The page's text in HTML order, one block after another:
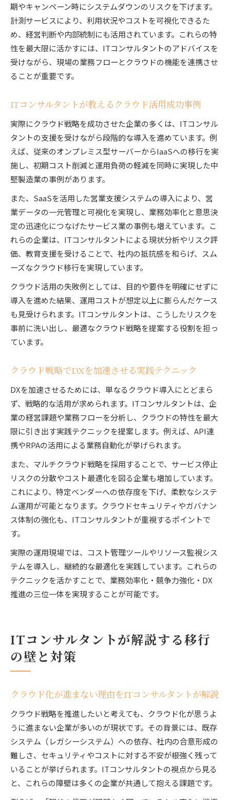
期やキャンペーン時にシステムダウンのリスクを下げます。
計測サービスにより、利用状況やコストを可視化できるた
め、経営判断や内部統制にも活用されています。これらの特
性を最大限に活かすには、ITコンサルタントのアドバイスを
受けながら、現場の業務フローとクラウドの機能を連携させ
ることが重要です。
ITコンサルタントが教えるクラウド活用成功事例
実際にクラウド戦略を成功させた企業の多くは、ITコンサル
タントの支援を受けながら段階的な導入を進めています。例
えば、従来のオンプレミス型サーバーからIaaSへの移行を実
施し、初期コスト削減と運用負荷の軽減を同時に実現した中
堅製造業の事例があります。
また、SaaSを活用した営業支援システムの導入により、営
業データの一元管理と可視化を実現し、業務効率化と意思決
定の迅速化につなげたサービス業の事例も増えています。こ
れらの企業は、ITコンサルタントによる現状分析やリスク評
価、教育支援を受けることで、社内の抵抗感を和らげ、スム
ーズなクラウド移行を実現しています。
クラウド活用の失敗例としては、目的や要件を明確にせずに
導入を進めた結果、運用コストが想定以上に膨らんだケース
も見受けられます。ITコンサルタントは、こうしたリスクを
事前に洗い出し、最適なクラウド戦略を提案する役割を担っ
ています。
クラウド戦略でDXを加速させる実践テクニック
DXを加速させるためには、単なるクラウド導入にとどまら
ず、戦略的な活用が求められます。ITコンサルタントは、企
業の経営課題や業務フローを分析し、クラウドの特性を最大
限に引き出す実践テクニックを提案します。例えば、API連
携やRPAの活用による業務自動化が挙げられます。
また、マルチクラウド戦略を採用することで、サービス停止
リスクの分散やコスト最適化を図る企業も増加しています。
これにより、特定ベンダーへの依存度を下げ、柔軟なシステ
ム運用が可能となります。クラウドセキュリティやガバナン
ス体制の強化も、ITコンサルタントが重視するポイントで
す。
実際の運用現場では、コスト管理ツールやリソース監視シス
テムを導入し、継続的な最適化を実践しています。これらの
テクニックを活かすことで、業務効率化・競争力強化・DX
推進の三位一体を実現することが可能です。
ITコンサルタントが解説する移行
の壁と対策
クラウド化が進まない理由をITコンサルタントが解説
クラウド戦略を推進したいと考えても、クラウド化が思うよ
うに進まない企業が多いのが現状です。その背景には、既存
システム（レガシーシステム）への依存、社内の合意形成の
難しさ、セキュリティやコストに対する不安が根強く残って
いることが挙げられます。ITコンサルタントの視点から見る
と、これらの障壁は多くの企業が共通して抱える課題です。